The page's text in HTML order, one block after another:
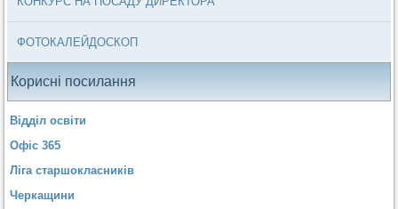
ФОТОКАЛЕЙДОСКОП
Корисні посилання
Відділ освіти
Офіс 365
Ліга старшокласників
Черкащини